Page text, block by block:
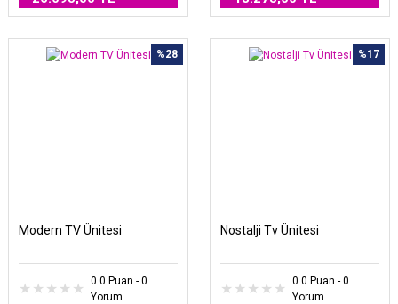
%28
Modern TV Ünitesi
0.0 Puan - 0
Yorum
%17
Nostalji Tv Ünitesi
0.0 Puan - 0
Yorum